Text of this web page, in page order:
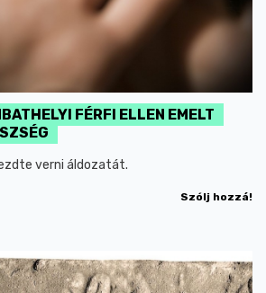
FÉRFI ELLEN EMELT
verni áldozatát.
Szólj hozzá!